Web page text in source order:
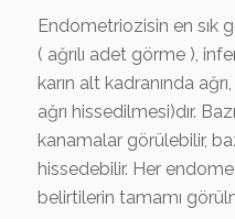
Endometriozisin en sık
( ağrılı adet görme ),
karın alt kadranında
ağrı hissedilmesi)dır.
kanamalar görülebilir,
hissedebilir. Her
belirtilerin tamamı